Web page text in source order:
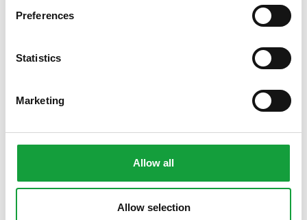
Preferences
Statistics
Marketing
Allow all
Allow selection